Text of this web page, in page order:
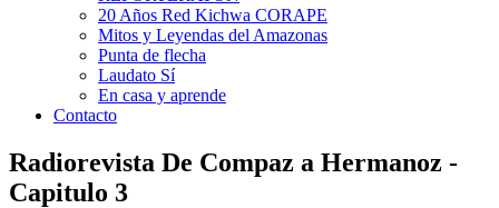
20 Años Red Kichwa CORAPE
Mitos y Leyendas del Amazonas
Punta de flecha
Laudato Sí
En casa y aprende
Contacto
Radiorevista De Compaz a Hermanoz -
Capitulo 3